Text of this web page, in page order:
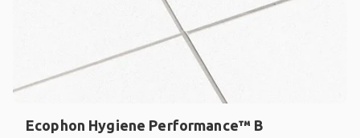
Ecophon Hygiene Performance™ B